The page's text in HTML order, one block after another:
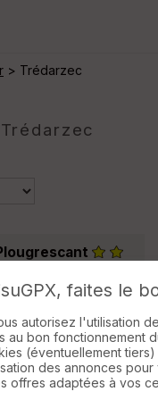
> Trédarzec
29 km
compte parmi
emblématiques du
Castel Meur,
granit, devenue l'une
La boucle
faites le
autorisez l'utilisation
au bon fonctionnement
(éventuellement
des annonces pour
offres adaptées à vos